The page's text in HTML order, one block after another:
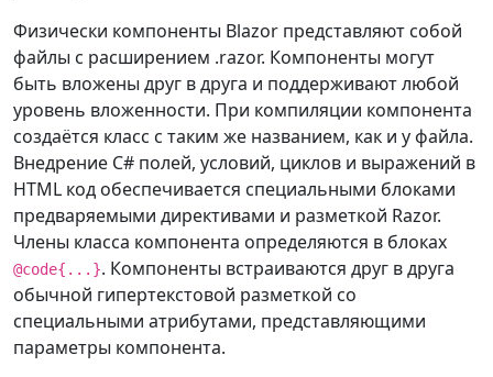
Физически компоненты Blazor представляют собой
файлы с расширением .razor. Компоненты могут
быть вложены друг в друга и поддерживают любой
уровень вложенности. При компиляции компонента
создаётся класс с таким же названием, как и у файла.
Внедрение C# полей, условий, циклов и выражений в
HTML код обеспечивается специальными блоками
предваряемыми директивами и разметкой Razor.
Члены класса компонента определяются в блоках
@code{...}. Компоненты встраиваются друг в друга
обычной гипертекстовой разметкой со
специальными атрибутами, представляющими
параметры компонента.